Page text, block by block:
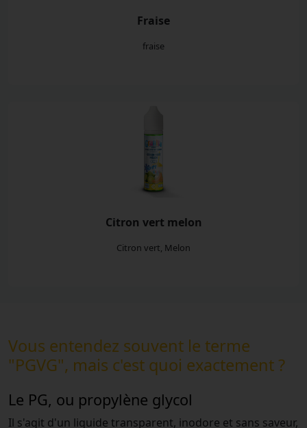
Fraise
fraise
Citron vert melon
Citron vert, Melon
Vous entendez souvent le terme
"PGVG", mais c'est quoi exactement ?
Le PG, ou propylène glycol
Il s'agit d'un liquide transparent, inodore et sans saveur,